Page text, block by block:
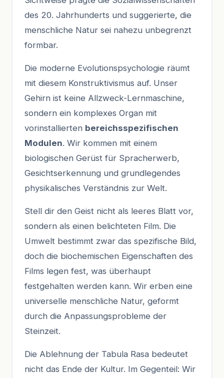
des 20. Jahrhunderts und suggerierte, die
menschliche Natur sei nahezu unbegrenzt
formbar.
Die moderne Evolutionspsychologie räumt
mit diesem Konstruktivismus auf. Unser
Gehirn ist keine Allzweck-Lernmaschine,
sondern ein komplexes Organ mit
vorinstallierten bereichsspezifischen
Modulen. Wir kommen mit einem
biologischen Gerüst für Spracherwerb,
Gesichtserkennung und grundlegendes
physikalisches Verständnis zur Welt.
Stell dir den Geist nicht als leeres Blatt vor,
sondern als einen belichteten Film. Die
Umwelt bestimmt zwar das spezifische Bild,
doch die biochemischen Eigenschaften des
Films legen fest, was überhaupt
festgehalten werden kann. Wir erben eine
universelle menschliche Natur, geformt
durch die Anpassungsprobleme der
Steinzeit.
Die Ablehnung der Tabula Rasa bedeutet
nicht das Ende der Kultur. Im Gegenteil: Wir